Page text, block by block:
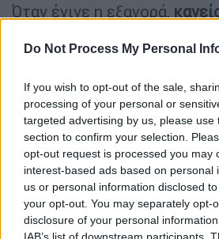
Do Not Process My Personal
If you wish to opt-out of the sale,
processing of your personal or
targeted advertising by us, please use
section to confirm your selection.
opt-out request is processed you may
interest-based ads based on personal
us or personal information disclosed
your opt-out. You may separately opt-
disclosure of your personal
Όταν έγινε η εξαγορά,
YouTube. Από ένα site όπου
εξελίχθηκε στην πιο
κόσμο, γεννώντας μια
δημιουργών (creator
Αν οι ιδρυτές του
ποσοστό που είχαν το 2006,
εισέπρατταν από 100
δολάρια ο καθένας,